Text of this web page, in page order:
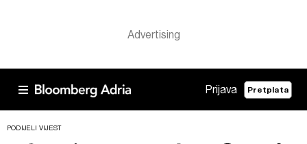
Prijava Pretplata
PODIJELI VIJEST